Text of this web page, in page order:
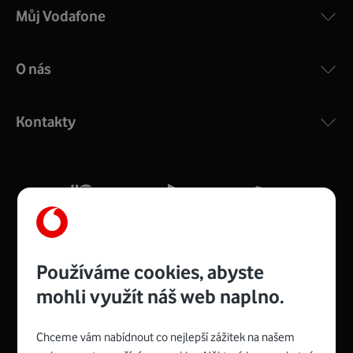
COMPAL CH7465VF
silný signál pro celou domácnost. Kompaktní rozměry 21
Více o COMPAL CH7465VF
Můj Vodafone
O nás
Kontakty
Používáme cookies, abyste
mohli využít náš web naplno.
Chceme vám nabídnout co nejlepší zážitek na našem